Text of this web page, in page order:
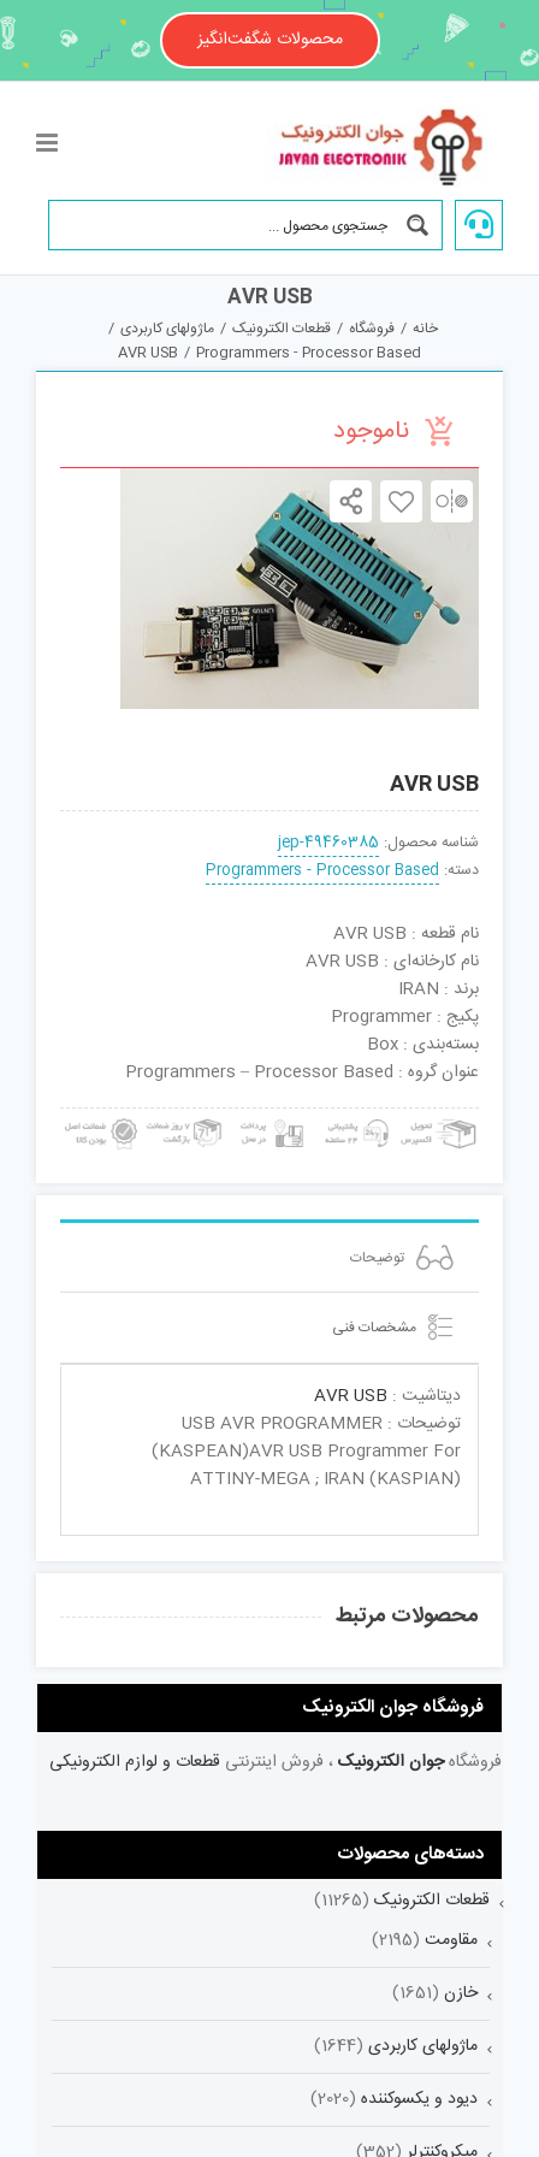
content
محصولات شگفت‌انگیز
AVR USB
خانه / فروشگاه / قطعات الکترونیک / ماژولهای کاربردی /
Programmers - Processor Based
/
AVR USB
ناموجود
AVR USB
شناسه محصول: jep-49460385
دسته: Programmers - Processor Based
نام قطعه : AVR USB
نام کارخانه‌ای : AVR USB
برند : IRAN
پکیج : Programmer
بسته‌بندی : Box
عنوان گروه : Programmers – Processor Based
توضیحات
مشخصات فنی
دیتاشیت : AVR USB
توضیحات : USB AVR PROGRAMMER
(KASPEAN)AVR USB Programmer For
ATTINY-MEGA ; IRAN (KASPIAN)
محصولات مرتبط
فروشگاه جوان الکترونیک
فروشگاهجوان الکترونیک ، فروش اینترنتی قطعات و لوازم الکترونیکی
دسته‌های محصولات
قطعات الکترونیک (11265)
مقاومت (2195)
خازن (1651)
ماژولهای کاربردی (1644)
دیود و یکسوکننده (2020)